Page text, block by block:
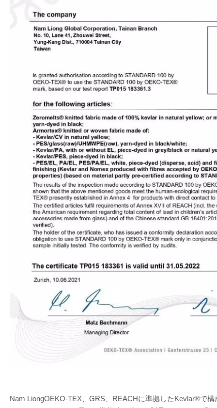
Nam LiongOEKO-TEX、GRS、REACHに準拠したKevlar®で